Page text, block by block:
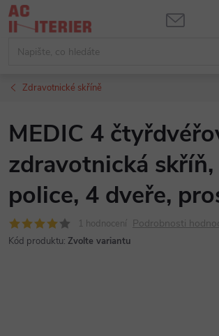
Přejít
na
Zdravotnické skříně
MEDIC 4
zdravotnická
police, 4 dveře,
1 hodnocení Podrobnosti
Kód produktu: Zvolte variantu